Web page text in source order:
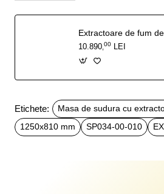
10.890 00 LEI
Etichete:
Masa de sudura cu
1250x810 mm
SP034-00-010